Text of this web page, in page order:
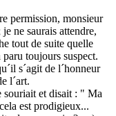
permission, monsieur
ne saurais attendre,
tout de suite quelle
toujours suspect.
s´agit de l´honneur
l´art.
souriait et disait : " Ma
est prodigieux...